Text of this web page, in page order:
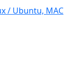
/ Ubuntu, МАС